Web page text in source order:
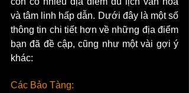
và tâm linh hấp dẫn. Dưới đây là một số
thông tin chi tiết hơn về những địa điểm
bạn đã đề cập, cũng như một vài gợi ý
khác:
Các Bảo Tàng: